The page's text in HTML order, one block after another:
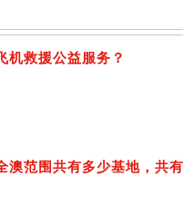
机救援公益服务？
范围共有多少基地，共